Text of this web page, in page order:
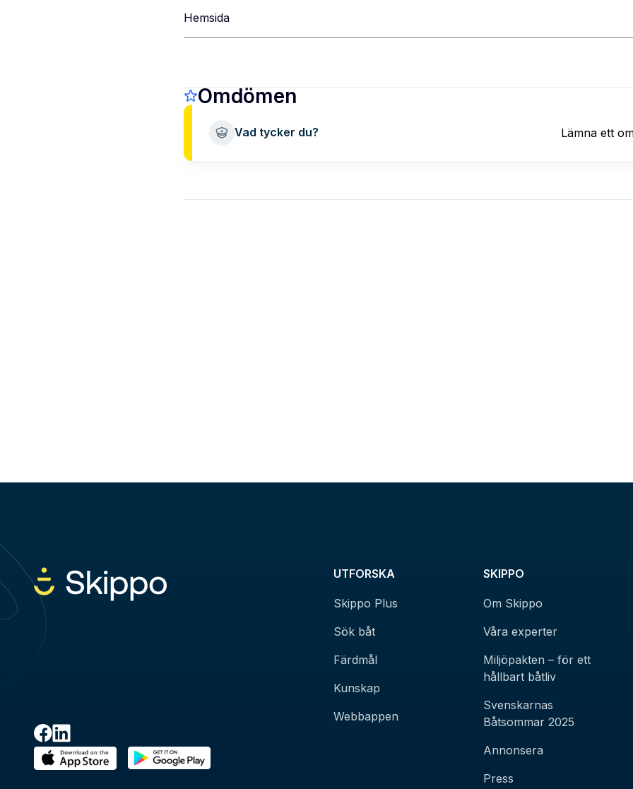
Hemsida
Omdömen
Vad tycker du? Lämna ett
UTFORSKA
Skippo Plus
Sök båt
Färdmål
Kunskap
Webbappen
SKIPPO
Om Skippo
Våra experter
Miljöpakten – för ett
hållbart båtliv
Svenskarnas
Båtsommar 2025
Annonsera
Press